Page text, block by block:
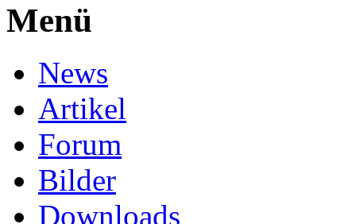
Menü
News
Artikel
Forum
Bilder
Downloads